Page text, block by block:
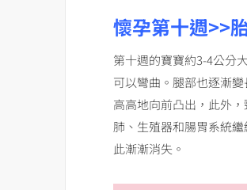
懷孕第十週>>
第十週的寶寶約3-4公分
可以彎曲。腿部也逐漸
高高地向前凸出，此外
肺、生殖器和腸胃系統
此漸漸消失。